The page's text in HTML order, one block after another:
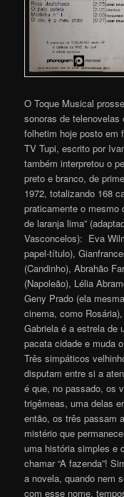
O Toque Musical
sonoras de telenovelas
folhetim hoje posto em
TV Tupi, escrito por
também interpretou o
preto e branco, de
1972, totalizando 168
praticamente o mesmo
de laranja lima”
Vasconcelos): Eva
papel-título),
(Candinho), Abrahão
(Napoleão), Lélia
Geny Prado (ela
cinema, como
Gabriela é a estrela de
pacata cidade e muda
Três simpáticos
disputam entre si a
é que, no passado, os
trigêmeas, uma delas
então, os três passam
mistério que
uma história simples e
chamar “A fazenda”!
a novela, quando nem
com esse nome,